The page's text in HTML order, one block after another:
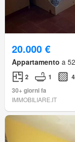
20.000 €
Appartamento a
2 1
30+ giorni fa
IMMOBILIARE.IT